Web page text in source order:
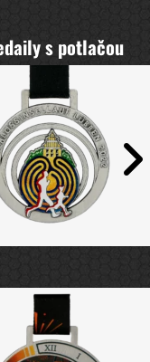
s potlačou